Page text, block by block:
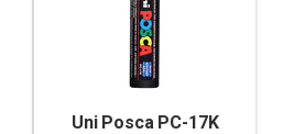
Uni Posca PC-17K